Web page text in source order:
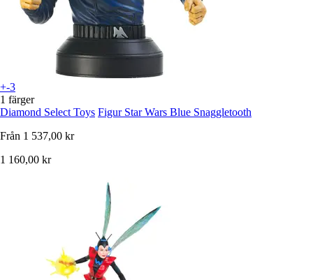
+-3
1 färger
Diamond Select Toys Figur Star Wars Blue Snaggletooth
Från 1 537,00 kr
1 160,00 kr